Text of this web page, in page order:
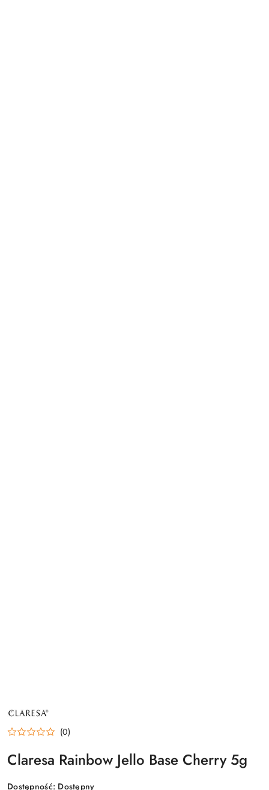
NAZWA
PRODUCENTA:
CLARESA (0)
Claresa Rainbow Jello Base Cherry 5g
Dostępność: Dostępny